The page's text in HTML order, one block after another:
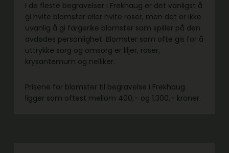
I de fleste begravelser i Frekhaug er det vanligst å
gi hvite blomster eller hvite roser, men det er ikke
uvanlig å gi fargerike blomster som spiller på den
avdødes personlighet. Blomster som ofte gis for å
uttrykke sorg og omsorg er liljer, roser,
krysantemum og nelliker.
Prisene for blomster til begravelse i Frekhaug
ligger som oftest mellom 400,– og 1.300,– kroner.